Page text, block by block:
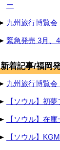
ー
九州旅行博覧
緊急発売 3月、
新着記事/福岡
九州旅行博覧
【ソウル】初
【ソウル】在
【ソウル】